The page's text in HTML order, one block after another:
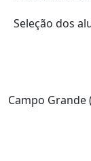
Seleção dos
Campo Grande